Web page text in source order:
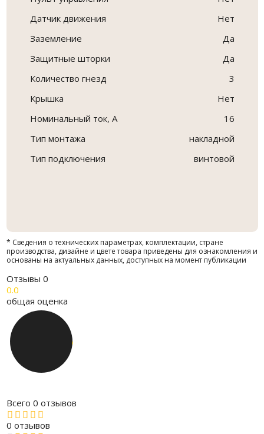
Датчик движения
Нет
Заземление
Да
Защитные шторки
Да
Количество гнезд
3
Крышка
Нет
Номинальный ток, А
16
Тип монтажа
накладной
Тип подключения
винтовой
* Сведения о технических параметрах, комплектации, стране
производства, дизайне и цвете товара приведены для ознакомления и
основаны на актуальных данных, доступных на момент публикации
Отзывы 0
0.0
общая оценка
Всего 0 отзывов
0 отзывов